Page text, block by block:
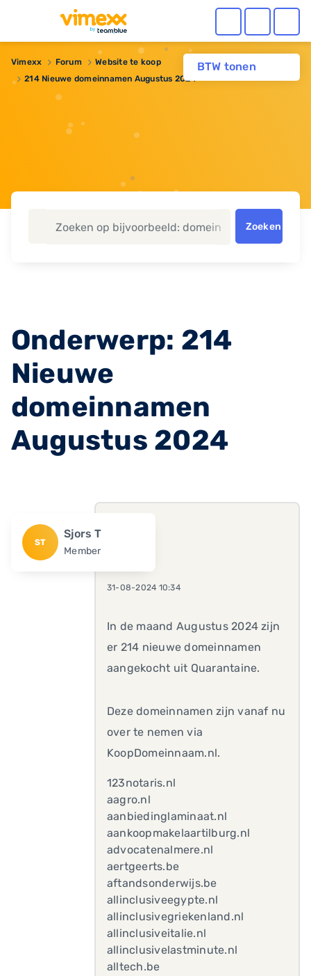
BTW tonen
Vimexx Forum
Website te koop
214 Nieuwe domeinnamen Augustus 2024
Zoeken
Onderwerp: 214
Nieuwe
domeinnamen
Augustus 2024
ST
Sjors T
Member
31-08-2024 10:34
In de maand Augustus 2024 zijn
er 214 nieuwe domeinnamen
aangekocht uit Quarantaine.
Deze domeinnamen zijn vanaf nu
over te nemen via
KoopDomeinnaam.nl.
123notaris.nl
aagro.nl
aanbiedinglaminaat.nl
aankoopmakelaartilburg.nl
advocatenalmere.nl
aertgeerts.be
aftandsonderwijs.be
allinclusiveegypte.nl
allinclusivegriekenland.nl
allinclusiveitalie.nl
allinclusivelastminute.nl
alltech.be